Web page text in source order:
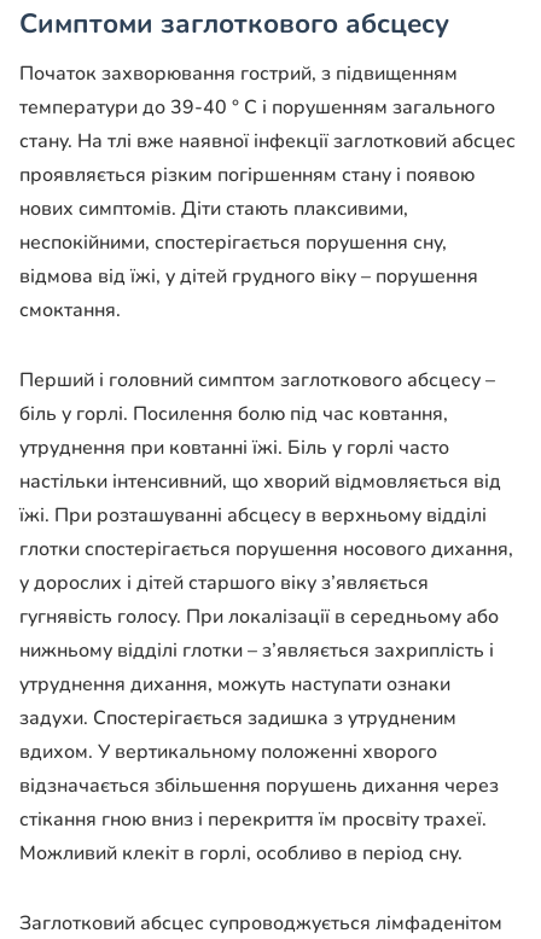
Симптоми заглоткового абсцесу
Початок захворювання гострий, з підвищенням
температури до 39-40 ° С і порушенням загального
стану. На тлі вже наявної інфекції заглотковий абсцес
проявляється різким погіршенням стану і появою
нових симптомів. Діти стають плаксивими,
неспокійними, спостерігається порушення сну,
відмова від їжі, у дітей грудного віку – порушення
смоктання.
Перший і головний симптом заглоткового абсцесу –
біль у горлі. Посилення болю під час ковтання,
утруднення при ковтанні їжі. Біль у горлі часто
настільки інтенсивний, що хворий відмовляється від
їжі. При розташуванні абсцесу в верхньому відділі
глотки спостерігається порушення носового дихання,
у дорослих і дітей старшого віку з’являється
гугнявість голосу. При локалізації в середньому або
нижньому відділі глотки – з’являється захриплість і
утруднення дихання, можуть наступати ознаки
задухи. Спостерігається задишка з утрудненим
вдихом. У вертикальному положенні хворого
відзначається збільшення порушень дихання через
стікання гною вниз і перекриття їм просвіту трахеї.
Можливий клекіт в горлі, особливо в період сну.
Заглотковий абсцес супроводжується лімфаденітом